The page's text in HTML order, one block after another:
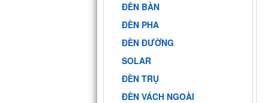
ĐÈN BÀN
ĐÈN PHA
ĐÈN ĐƯỜNG
SOLAR
ĐÈN TRỤ
ĐÈN VÁCH NGOÀI